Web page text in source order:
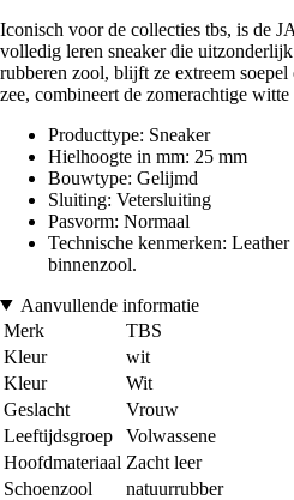
Iconisch voor de collecties tbs, is de
volledig leren sneaker die
rubberen zool, blijft ze extreem
zee, combineert de zomerachtige
Producttype: Sneaker
Hielhoogte in mm: 25 mm
Bouwtype: Gelijmd
Sluiting: Vetersluiting
Pasvorm: Normaal
Technische kenmerken:
binnenzool.
Aanvullende informatie
Merk
TBS
Kleur
wit
Kleur
Wit
Geslacht
Vrouw
Leeftijdsgroep
Volwassene
Hoofdmateriaal Zacht leer
Schoenzool
natuurrubber